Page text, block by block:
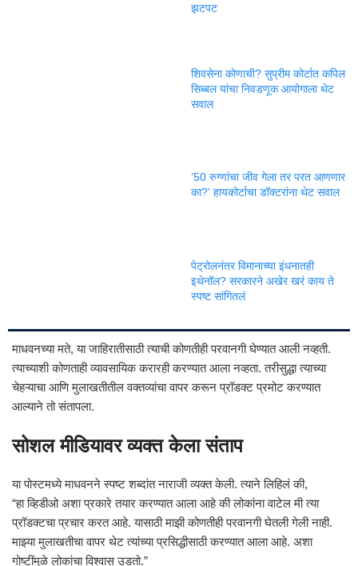
झटपट
शिवसेना कोणाची? सुप्रीम कोर्टात कपिल
सिब्बल यांचा निवडणूक आयोगाला थेट
सवाल
’50 रुग्णांचा जीव गेला तर परत आणणार
का?’ हायकोर्टाचा डॉक्टरांना थेट सवाल
पेट्रोलनंतर विमानाच्या इंधनातही
इथेनॉल? सरकारने अखेर खरं काय ते
स्पष्ट सांगितलं
माधवनच्या मते, या जाहिरातीसाठी त्याची कोणतीही परवानगी घेण्यात आली नव्हती.
त्याच्याशी कोणताही व्यावसायिक करारही करण्यात आला नव्हता. तरीसुद्धा त्याच्या
चेहऱ्याचा आणि मुलाखतीतील वक्तव्यांचा वापर करून प्रॉडक्ट प्रमोट करण्यात
आल्याने तो संतापला.
सोशल मीडियावर व्यक्त केला संताप
या पोस्टमध्ये माधवनने स्पष्ट शब्दांत नाराजी व्यक्त केली. त्याने लिहिलं की,
“हा व्हिडीओ अशा प्रकारे तयार करण्यात आला आहे की लोकांना वाटेल मी त्या
प्रॉडक्टचा प्रचार करत आहे. यासाठी माझी कोणतीही परवानगी घेतली गेली नाही.
माझ्या मुलाखतीचा वापर थेट त्यांच्या प्रसिद्धीसाठी करण्यात आला आहे. अशा
गोष्टींमुळे लोकांचा विश्वास उडतो.”